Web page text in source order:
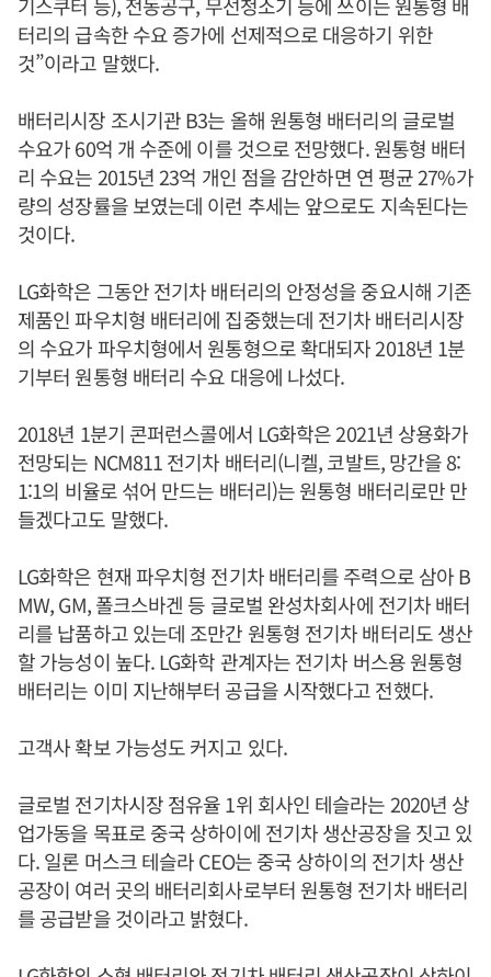
기스쿠터 등), 전동공구, 무선청소기 등에 쓰이는 원통형 배
터리의 급속한 수요 증가에 선제적으로 대응하기 위한
것”이라고 말했다.
배터리시장 조시기관 B3는 올해 원통형 배터리의 글로벌
수요가 60억 개 수준에 이를 것으로 전망했다. 원통형 배터
리 수요는 2015년 23억 개인 점을 감안하면 연 평균 27%가
량의 성장률을 보였는데 이런 추세는 앞으로도 지속된다는
것이다.
LG화학은 그동안 전기차 배터리의 안정성을 중요시해 기존
제품인 파우치형 배터리에 집중했는데 전기차 배터리시장
의 수요가 파우치형에서 원통형으로 확대되자 2018년 1분
기부터 원통형 배터리 수요 대응에 나섰다.
2018년 1분기 콘퍼런스콜에서 LG화학은 2021년 상용화가
전망되는 NCM811 전기차 배터리(니켈, 코발트, 망간을 8:
1:1의 비율로 섞어 만드는 배터리)는 원통형 배터리로만 만
들겠다고도 말했다.
LG화학은 현재 파우치형 전기차 배터리를 주력으로 삼아 B
MW, GM, 폴크스바겐 등 글로벌 완성차회사에 전기차 배터
리를 납품하고 있는데 조만간 원통형 전기차 배터리도 생산
할 가능성이 높다. LG화학 관계자는 전기차 버스용 원통형
배터리는 이미 지난해부터 공급을 시작했다고 전했다.
고객사 확보 가능성도 커지고 있다.
글로벌 전기차시장 점유율 1위 회사인 테슬라는 2020년 상
업가동을 목표로 중국 상하이에 전기차 생산공장을 짓고 있
다. 일론 머스크 테슬라 CEO는 중국 상하이의 전기차 생산
공장이 여러 곳의 배터리회사로부터 원통형 전기차 배터리
를 공급받을 것이라고 밝혔다.